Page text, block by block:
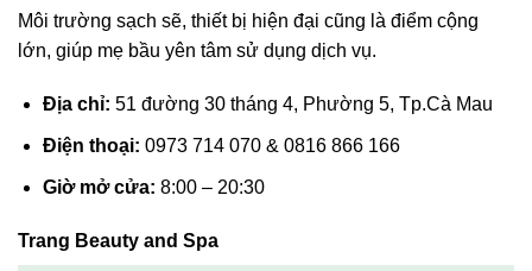
Môi trường sạch sẽ, thiết bị hiện đại cũng là điểm cộng
lớn, giúp mẹ bầu yên tâm sử dụng dịch vụ.
Địa chỉ: 51 đường 30 tháng 4, Phường 5, Tp.Cà Mau
Điện thoại: 0973 714 070 & 0816 866 166
Giờ mở cửa: 8:00 – 20:30
Trang Beauty and Spa